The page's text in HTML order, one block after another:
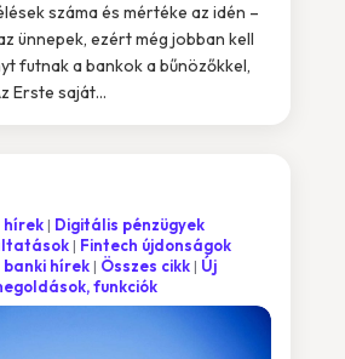
száma és mértéke az idén –
ünnepek, ezért még jobban kell
futnak a bankok a bűnözőkkel,
Erste saját...
hírek
Digitális pénzügyek
Fintech újdonságok
hírek
Összes cikk
Új
funkciók